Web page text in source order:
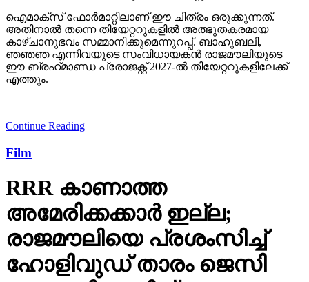
ഐമാക്‌സ് ഫോര്‍മാറ്റിലാണ് ഈ ചിത്രം ഒരുക്കുന്നത്.
അതിനാല്‍ തന്നെ തിയേറ്ററുകളില്‍ അത്ഭുതകരമായ
കാഴ്ചാനുഭവം സമ്മാനിക്കുമെന്നുറപ്പ്. ബാഹുബലി,
ഞഞഞ എന്നിവയുടെ സംവിധായകന്‍ രാജമൗലിയുടെ
ഈ ബ്രഹ്‌മാണ്ഡ പ്രോജക്റ്റ് 2027-ല്‍ തിയേറ്ററുകളിലേക്ക്
എത്തും.
Continue Reading
Film
RRR കാണാത്ത
അമേരിക്കക്കാര്‍ ഇല്ല;
രാജമൗലിയെ പ്രശംസിച്ച്
ഹോളിവുഡ് താരം ജെസി